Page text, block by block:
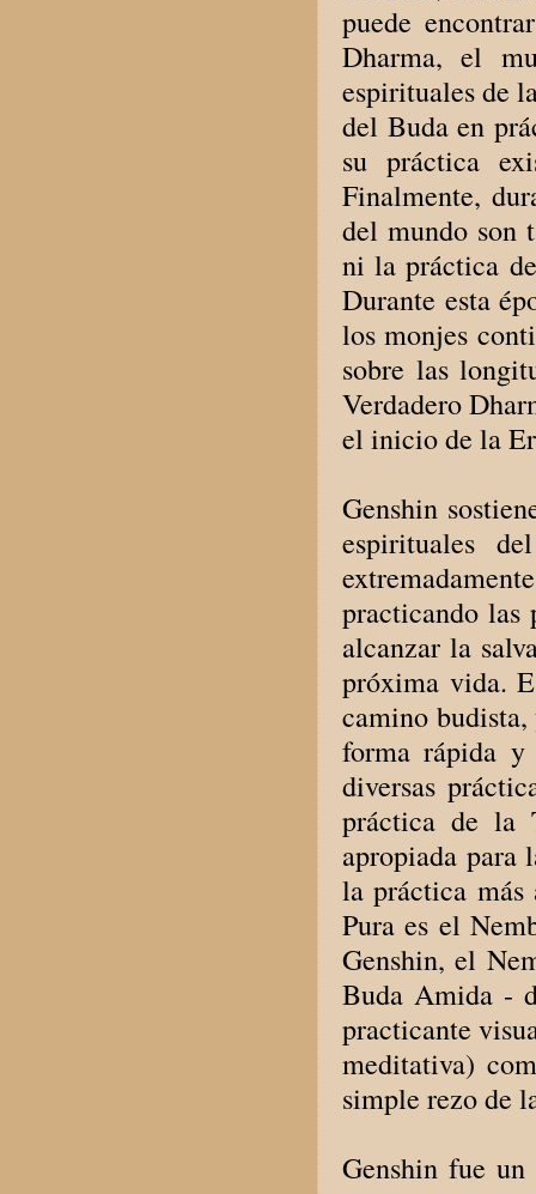
puede
Dharma, el
espirituales de
del Buda en
su práctica
Finalmente,
del mundo son
ni la práctica
Durante esta
los monjes
sobre las
Verdadero
el inicio de la
Genshin
espirituales
practicando las
alcanzar la
próxima vida.
camino
forma rápida y
diversas
práctica de la
apropiada para
la práctica más
Pura es el
Genshin, el
Buda Amida -
practicante
meditativa)
simple rezo de
Genshin fue